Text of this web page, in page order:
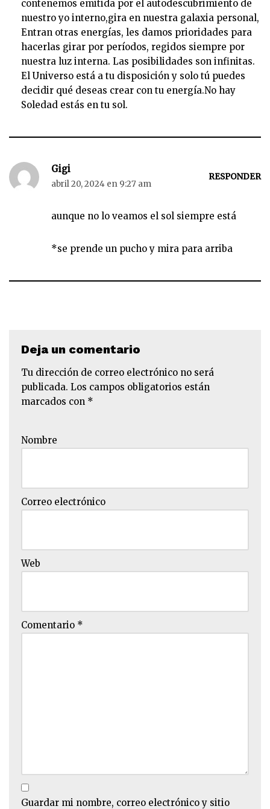
contenemos emitida por el autodescubrimiento de
nuestro yo interno,gira en nuestra galaxia personal,
Entran otras energías, les damos prioridades para
hacerlas girar por períodos, regidos siempre por
nuestra luz interna. Las posibilidades son infinitas.
El Universo está a tu disposición y solo tú puedes
decidir qué deseas crear con tu energía.No hay
Soledad estás en tu sol.
Gigi
abril 20, 2024 en 9:27 am
RESPONDER
aunque no lo veamos el sol siempre está
*se prende un pucho y mira para arriba
Deja un comentario
Tu dirección de correo electrónico no será
publicada. Los campos obligatorios están
marcados con *
Nombre
Correo electrónico
Web
Comentario *
Guardar mi nombre, correo electrónico y sitio